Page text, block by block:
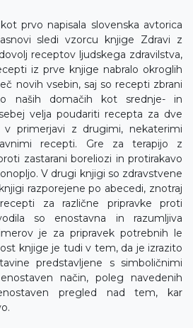
prvo napisala slovenska avtorica
sledi vzorcu knjige Zdravi z
receptov ljudskega zdravilstva,
iz prve knjige nabralo okroglih
novih vsebin, saj so recepti zbrani
naših domačih kot srednje- in
velja poudariti recepta za dve
v primerjavi z drugimi, nekaterimi
recepti. Gre za terapijo z
zastarani boreliozi in protirakavo
V drugi knjigi so zdravstvene
razporejene po abecedi, znotraj
za različne pripravke proti
so enostavna in razumljiva
je za pripravek potrebnih le
knjige je tudi v tem, da je izrazito
predstavljene s simboličnimi
način, poleg navedenih
pregled nad tem, kar